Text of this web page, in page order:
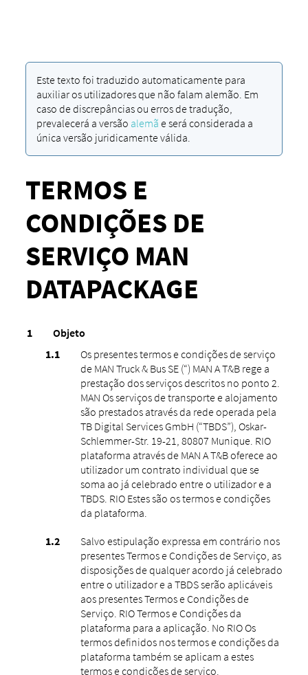
Este texto foi traduzido automaticamente para
auxiliar os utilizadores que não falam alemão. Em
caso de discrepâncias ou erros de tradução,
prevalecerá a versão alemã e será considerada a
única versão juridicamente válida.
TERMOS E
CONDIÇÕES DE
SERVIÇO MAN
DATAPACKAGE
Objeto
Os presentes termos e condições de serviço
de MAN Truck & Bus SE (“) MAN A T&B rege a
prestação dos serviços descritos no ponto 2.
MAN Os serviços de transporte e alojamento
são prestados através da rede operada pela
TB Digital Services GmbH (“TBDS”), Oskar-
Schlemmer-Str. 19-21, 80807 Munique. RIO
plataforma através de MAN A T&B oferece ao
utilizador um contrato individual que se
soma ao já celebrado entre o utilizador e a
TBDS. RIO Estes são os termos e condições
da plataforma.
Salvo estipulação expressa em contrário nos
presentes Termos e Condições de Serviço, as
disposições de qualquer acordo já celebrado
entre o utilizador e a TBDS serão aplicáveis ​​
aos presentes Termos e Condições de
Serviço. RIO Termos e Condições da
plataforma para a aplicação. No RIO Os
termos definidos nos termos e condições da
plataforma também se aplicam a estes
termos e condições de serviço.